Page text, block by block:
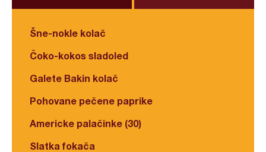
Šne-nokle kolač
Čoko-kokos sladoled
Galete Bakin kolač
Pohovane pečene paprike
Americke palačinke (30)
Slatka fokača